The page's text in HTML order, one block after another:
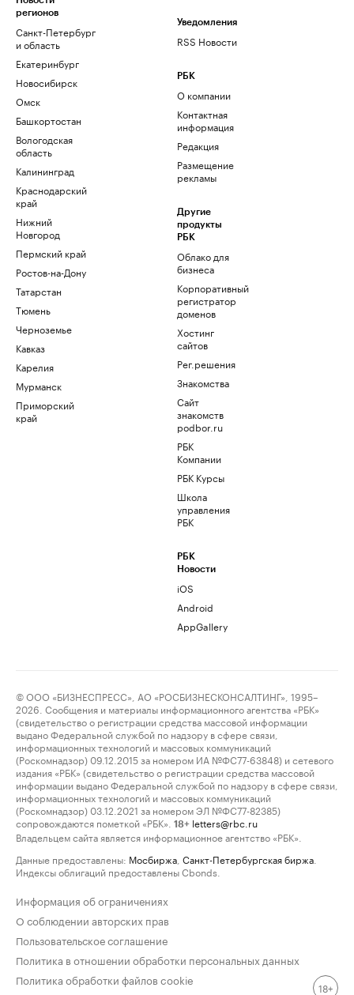
регионов
Санкт-Петербург
и область
Екатеринбург
Новосибирск
Омск
Башкортостан
Вологодская
область
Калининград
Краснодарский
край
Нижний
Новгород
Пермский край
Ростов-на-Дону
Татарстан
Тюмень
Черноземье
Кавказ
Карелия
Мурманск
Приморский
край
Уведомления
RSS Новости
РБК
О компании
Контактная
информация
Редакция
Размещение
рекламы
Другие
продукты
РБК
Облако для
бизнеса
Корпоративный
регистратор
доменов
Хостинг
сайтов
Рег.решения
Знакомства
Сайт
знакомств
podbor.ru
РБК
Компании
РБК Курсы
Школа
управления
РБК
РБК
Новости
iOS
Android
AppGallery
© ООО «БИЗНЕСПРЕСС», АО «РОСБИЗНЕСКОНСАЛТИНГ», 1995–
2026. Сообщения и материалы информационного агентства «РБК»
(свидетельство о регистрации средства массовой информации
выдано Федеральной службой по надзору в сфере связи,
информационных технологий и массовых коммуникаций
(Роскомнадзор) 09.12.2015 за номером ИА №ФС77-63848) и сетевого
издания «РБК» (свидетельство о регистрации средства массовой
информации выдано Федеральной службой по надзору в сфере связи,
информационных технологий и массовых коммуникаций
(Роскомнадзор) 03.12.2021 за номером ЭЛ №ФС77-82385)
сопровождаются пометкой «РБК».
18+ letters@rbc.ru
Владельцем сайта является информационное агентство «РБК».
Данные предоставлены: Мосбиржа Санкт-Петербургская биржа
Индексы облигаций предоставлены Cbonds.
Информация об ограничениях
О соблюдении авторских прав
Пользовательское соглашение
Политика в отношении обработки персональных данных
Политика обработки файлов cookie
18+